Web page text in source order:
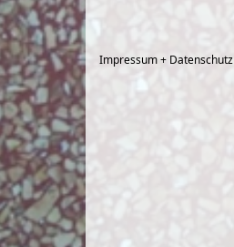
Impressum + Datenschutz